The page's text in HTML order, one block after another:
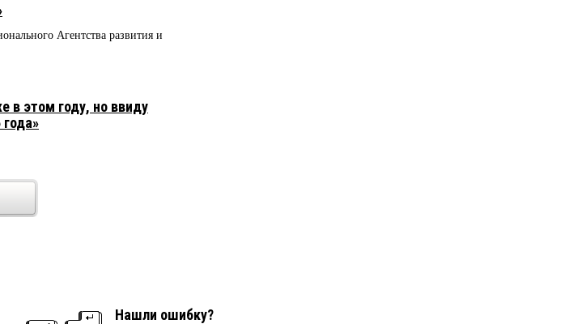
Агентства развития и
в этом году, но ввиду
Нашли ошибку?